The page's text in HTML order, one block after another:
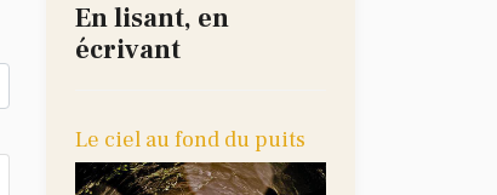
En lisant, en
écrivant
Le ciel au fond du puits